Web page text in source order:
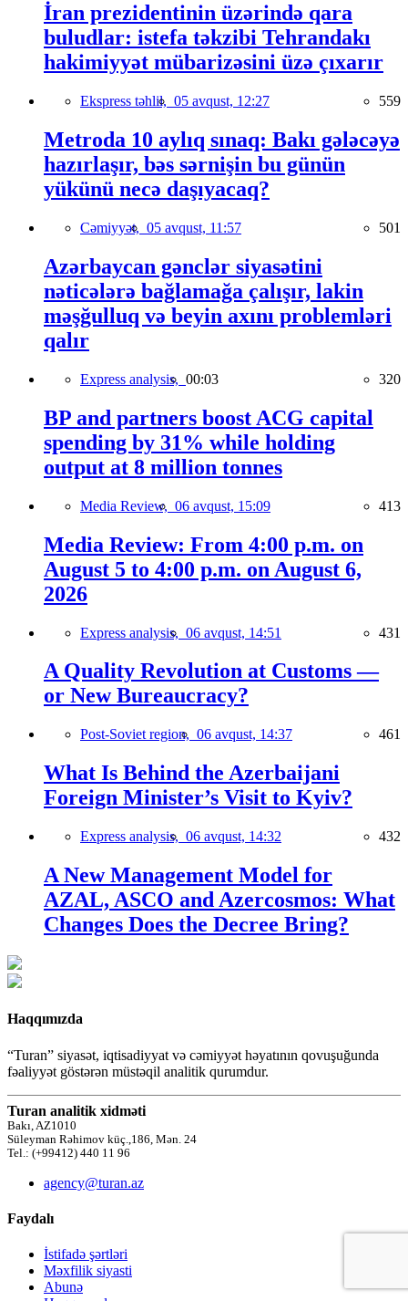
İran prezidentinin üzərində qara
buludlar: istefa təkzibi Tehrandakı
hakimiyyət mübarizəsini üzə çıxarır
Ekspress təhlil, 05 avqust, 12:27 559
Metroda 10 aylıq sınaq: Bakı gələcəyə
hazırlaşır, bəs sərnişin bu günün
yükünü necə daşıyacaq?
Cəmiyyət, 05 avqust, 11:57 501
Azərbaycan gənclər siyasətini
nəticələrə bağlamağa çalışır, lakin
məşğulluq və beyin axını problemləri
qalır
Express analysis, 00:03 320
BP and partners boost ACG capital
spending by 31% while holding
output at 8 million tonnes
Media Review, 06 avqust, 15:09 413
Media Review: From 4:00 p.m. on
August 5 to 4:00 p.m. on August 6,
2026
Express analysis, 06 avqust, 14:51 431
A Quality Revolution at Customs —
or New Bureaucracy?
Post-Soviet region, 06 avqust, 14:37 461
What Is Behind the Azerbaijani
Foreign Minister’s Visit to Kyiv?
Express analysis, 06 avqust, 14:32 432
A New Management Model for
AZAL, ASCO and Azercosmos: What
Changes Does the Decree Bring?
Haqqımızda
“Turan” siyasət, iqtisadiyyat və cəmiyyət həyatının qovuşuğunda
fəaliyyət göstərən müstəqil analitik qurumdur.
Turan analitik xidməti
Bakı, AZ1010
Süleyman Rəhimov küç.,186, Mən. 24
Tel.: (+99412) 440 11 96
agency@turan.az
Faydalı
İstifadə şərtləri
Məxfilik siyasti
Abunə